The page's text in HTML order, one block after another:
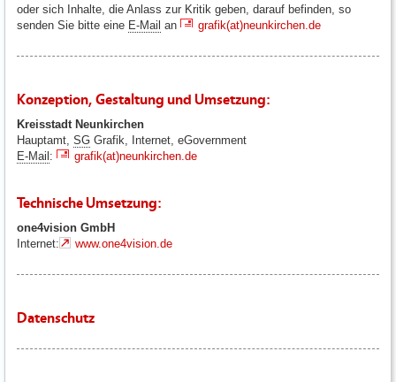
oder sich Inhalte, die Anlass zur Kritik geben, darauf befinden, so
senden Sie bitte eine E-Mail an grafik(at)neunkirchen.de
Konzeption, Gestaltung und Umsetzung:
Kreisstadt Neunkirchen
Hauptamt, SG Grafik, Internet, eGovernment
E-Mail: grafik(at)neunkirchen.de
Technische Umsetzung:
one4vision GmbH
Internet:
www.one4vision.de
Datenschutz